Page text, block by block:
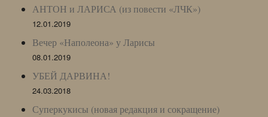
АНТОН и ЛАРИСА (из повести «ЛЧК»)
12.01.2019
Вечер «Наполеона» у Ларисы
08.01.2019
УБЕЙ ДАРВИНА!
24.03.2018
Суперкукисы (новая редакция и сокращение)